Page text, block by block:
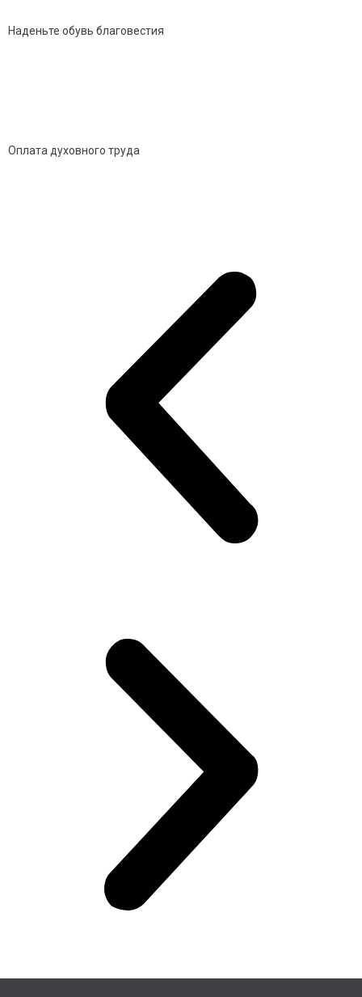
Наденьте обувь благовестия
Оплата духовного труда